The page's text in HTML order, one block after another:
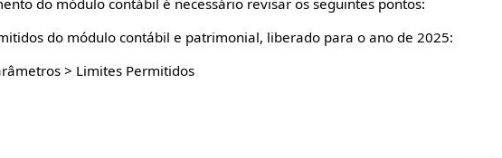
do módulo contábil e patrimonial, liberado para o ano de 2025:
> Limites Permitidos